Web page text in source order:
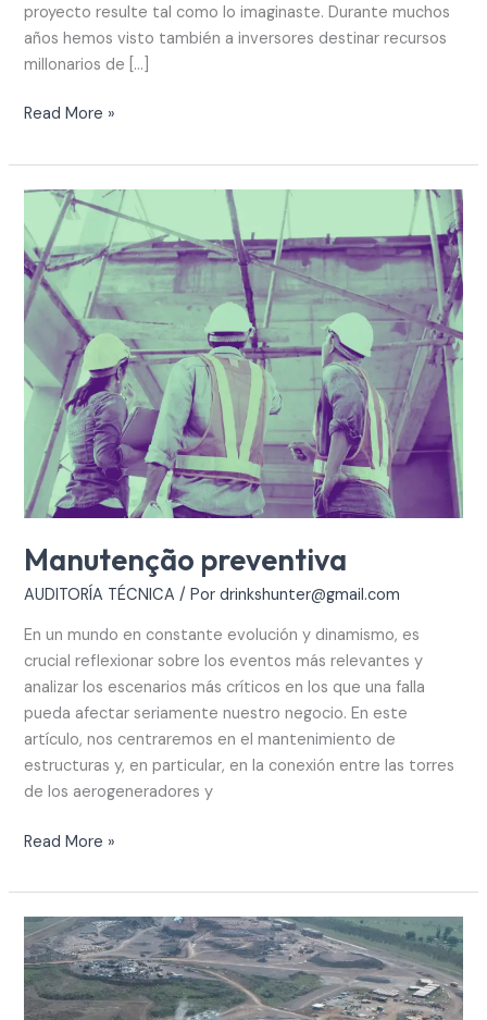
proyecto resulte tal como lo imaginaste. Durante muchos
años hemos visto también a inversores destinar recursos
millonarios de […]
Read More »
Manutenção preventiva
AUDITORÍA TÉCNICA / Pordrinkshunter@gmail.com
En un mundo en constante evolución y dinamismo, es
crucial reflexionar sobre los eventos más relevantes y
analizar los escenarios más críticos en los que una falla
pueda afectar seriamente nuestro negocio. En este
artículo, nos centraremos en el mantenimiento de
estructuras y, en particular, en la conexión entre las torres
de los aerogeneradores y
Manutenção
preventiva
Read More »
Testes
de
estanqueidade